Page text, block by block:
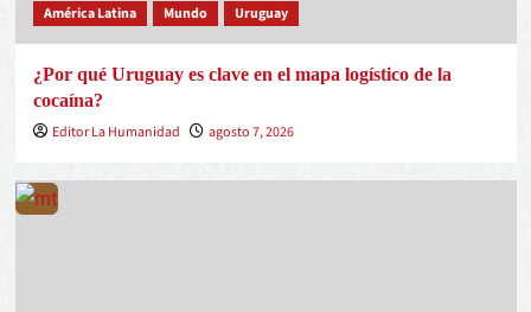
América Latina Mundo Uruguay
¿Por qué Uruguay es clave en el mapa logístico de la
cocaína?
Editor La Humanidad
agosto 7, 2026